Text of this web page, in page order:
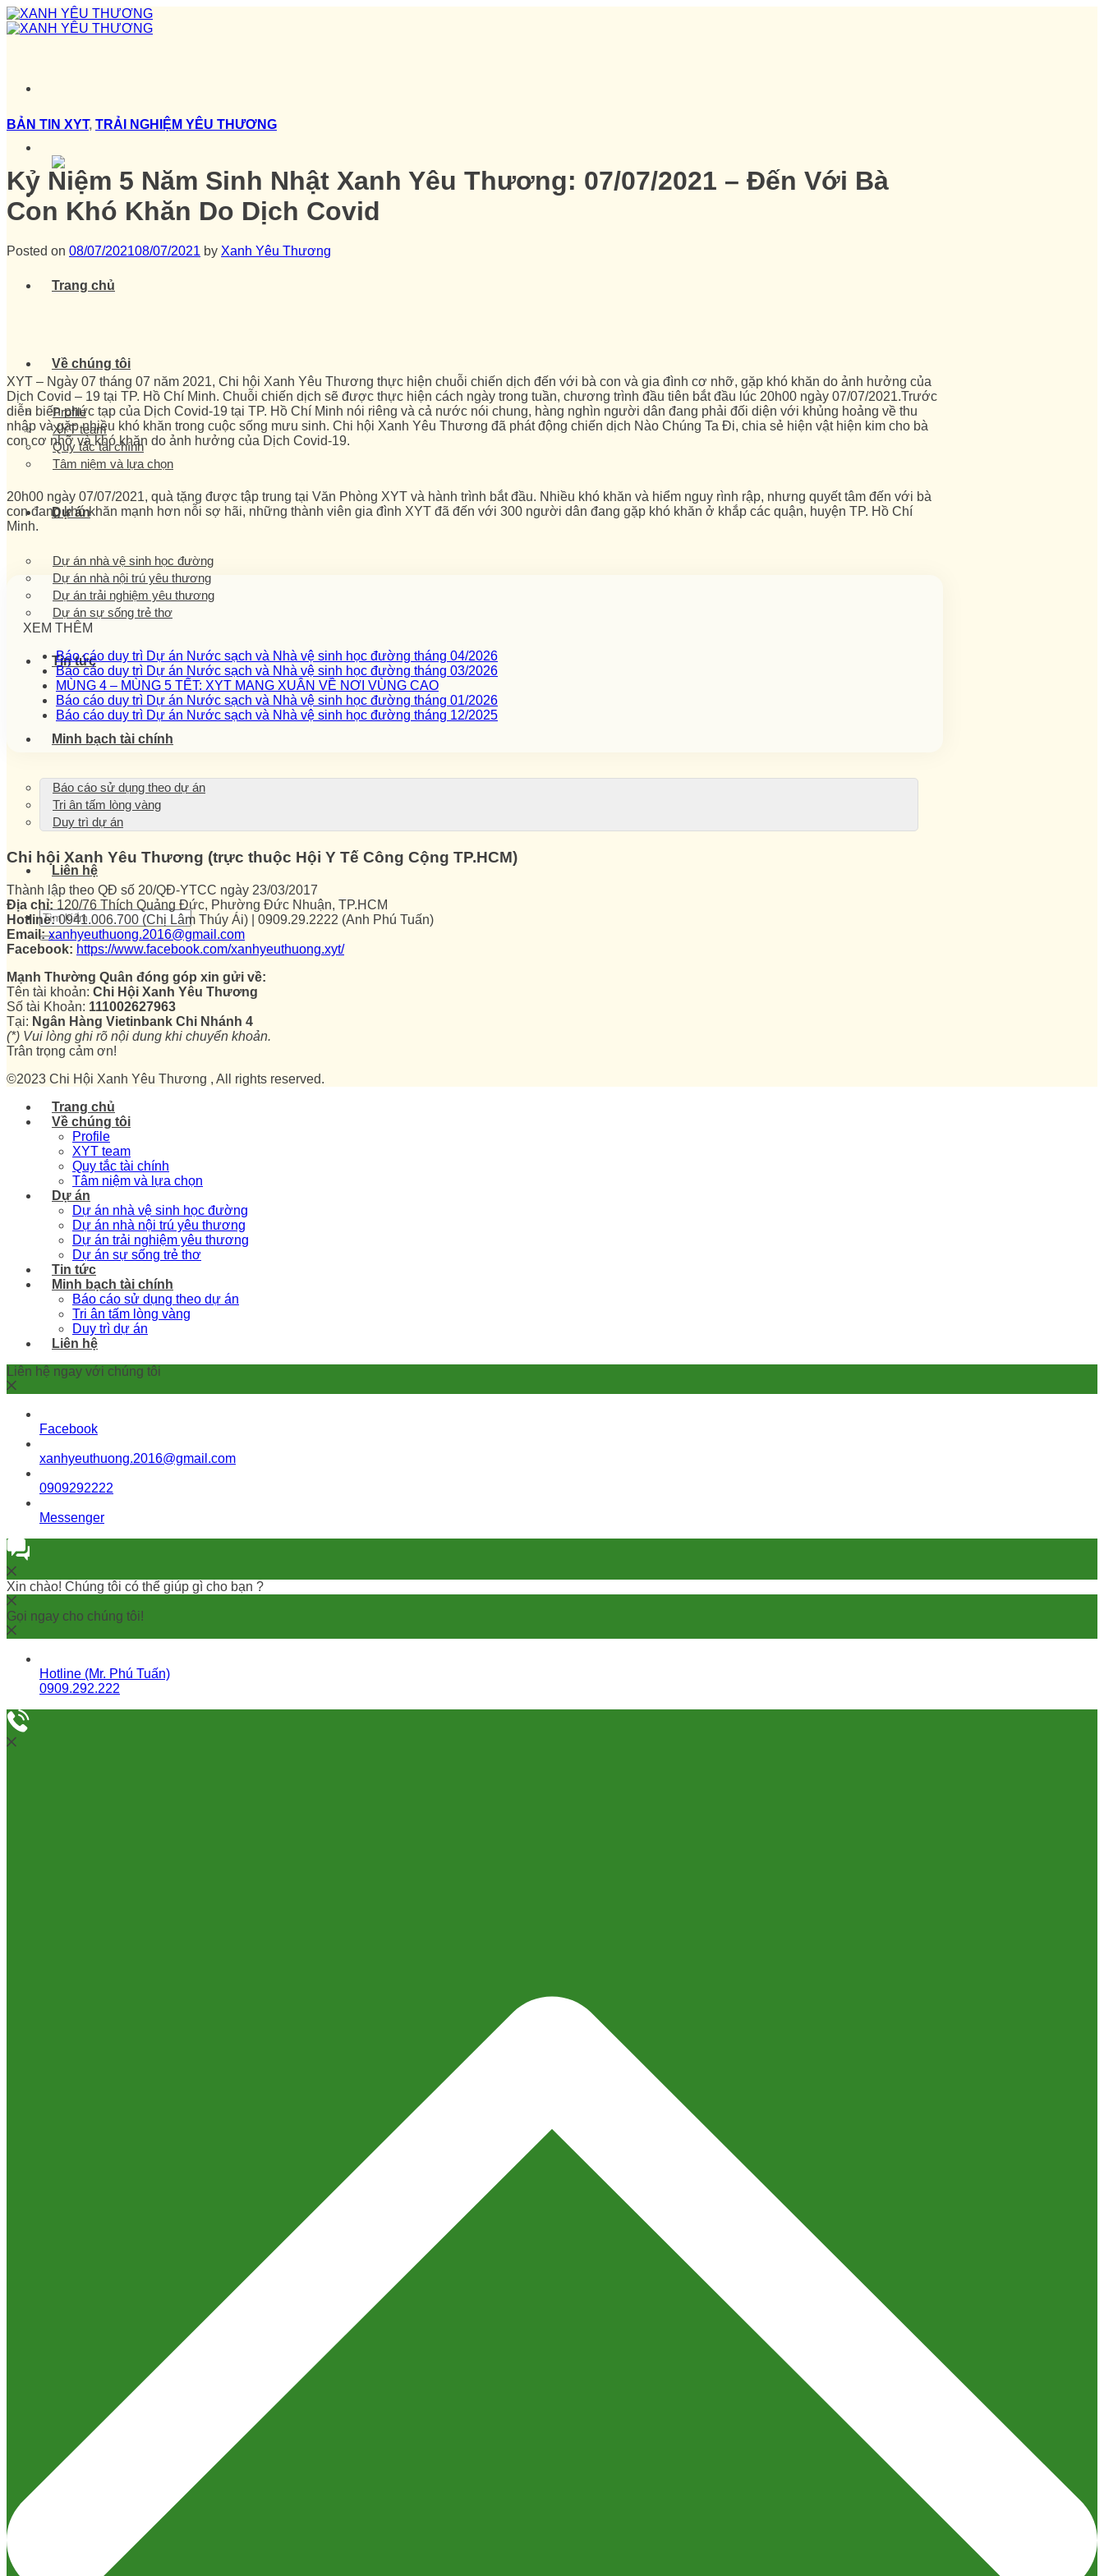
Skip
to
Trang chủ
Về chúng tôi
Profile
XYT team
Quy tắc tài chính
Tâm niệm và lựa chọn
Dự án
Dự án nhà vệ sinh học đường
Dự án nhà nội trú yêu thương
Dự án trải nghiệm yêu thương
Dự án sự sống trẻ thơ
Tin tức
Minh bạch tài chính
Báo cáo sử dụng theo dự án
Tri ân tấm lòng vàng
Duy trì dự án
Liên hệ
BẢN TIN XYT, TRẢI NGHIỆM YÊU THƯƠNG
Kỷ Niệm 5 Năm Sinh Nhật Xanh Yêu Thương: 07/07/2021 – Đến Với Bà
Con Khó Khăn Do Dịch Covid
Posted on 08/07/202108/07/2021 by Xanh Yêu Thương
XYT – Ngày 07 tháng 07 năm 2021, Chi hội Xanh Yêu Thương thực hiện chuỗi chiến dịch đến với bà con và gia đình cơ nhỡ, gặp khó khăn do ảnh hưởng của
Dịch Covid – 19 tại TP. Hồ Chí Minh. Chuỗi chiến dịch sẽ được thực hiện cách ngày trong tuần, chương trình đầu tiên bắt đầu lúc 20h00 ngày 07/07/2021.Trước
diễn biến phức tạp của Dịch Covid-19 tại TP. Hồ Chí Minh nói riêng và cả nước nói chung, hàng nghìn người dân đang phải đối diện với khủng hoảng về thu
nhập và gặp nhiều khó khăn trong cuộc sống mưu sinh. Chi hội Xanh Yêu Thương đã phát động chiến dịch Nào Chúng Ta Đi, chia sẻ hiện vật hiện kim cho bà
con cơ nhỡ và khó khăn do ảnh hưởng của Dịch Covid-19.
20h00 ngày 07/07/2021, quà tặng được tập trung tại Văn Phòng XYT và hành trình bắt đầu. Nhiều khó khăn và hiểm nguy rình rập, nhưng quyết tâm đến với bà
con đang khó khăn mạnh hơn nỗi sợ hãi, những thành viên gia đình XYT đã đến với 300 người dân đang gặp khó khăn ở khắp các quận, huyện TP. Hồ Chí
Minh.
XEM THÊM
Báo cáo duy trì Dự án Nước sạch và Nhà vệ sinh học đường tháng 04/2026
Báo cáo duy trì Dự án Nước sạch và Nhà vệ sinh học đường tháng 03/2026
MÙNG 4 – MÙNG 5 TẾT: XYT MANG XUÂN VỀ NƠI VÙNG CAO
Báo cáo duy trì Dự án Nước sạch và Nhà vệ sinh học đường tháng 01/2026
Báo cáo duy trì Dự án Nước sạch và Nhà vệ sinh học đường tháng 12/2025
Chi hội Xanh Yêu Thương (trực thuộc Hội Y Tế Công Cộng TP.HCM)
Thành lập theo QĐ số 20/QĐ-YTCC ngày 23/03/2017
Địa chỉ: 120/76 Thích Quảng Đức, Phường Đức Nhuận, TP.HCM
Hotline:0941.006.700 (Chị Lâm Thúy Ái) | 0909.29.2222 (Anh Phú Tuấn)
Email: xanhyeuthuong.2016@gmail.com
Facebook: https://www.facebook.com/xanhyeuthuong.xyt/
Mạnh Thường Quân đóng góp xin gửi về:
Tên tài khoản: Chi Hội Xanh Yêu Thương
Số tài Khoản: 111002627963
Tại: Ngân Hàng Vietinbank Chi Nhánh 4
(*) Vui lòng ghi rõ nội dung khi chuyển khoản.
Trân trọng cảm ơn!
©2023 Chi Hội Xanh Yêu Thương , All rights reserved.
Trang chủ
Về chúng tôi
Profile
XYT team
Quy tắc tài chính
Tâm niệm và lựa chọn
Dự án
Dự án nhà vệ sinh học đường
Dự án nhà nội trú yêu thương
Dự án trải nghiệm yêu thương
Dự án sự sống trẻ thơ
Tin tức
Minh bạch tài chính
Báo cáo sử dụng theo dự án
Tri ân tấm lòng vàng
Duy trì dự án
Liên hệ
Liên hệ ngay với chúng tôi
Facebook
xanhyeuthuong.2016@gmail.com
0909292222
Messenger
Xin chào! Chúng tôi có thể giúp gì cho bạn ?
Gọi ngay cho chúng tôi!
Hotline (Mr. Phú Tuấn)
0909.292.222